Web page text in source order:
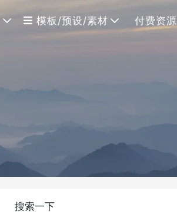
模板/预设/素材 付费资源
搜索一下